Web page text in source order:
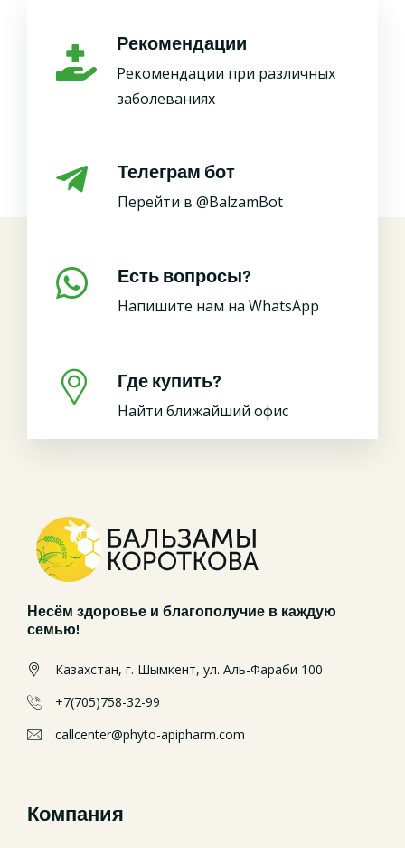
Рекомендации
Рекомендации при различных
заболеваниях
Телеграм бот
Перейти в @BalzamBot
Есть вопросы?
Напишите нам на WhatsApp
Где купить?
Найти ближайший офис
Несём здоровье и благополучие в каждую
семью!
Казахстан, г. Шымкент, ул. Аль-Фараби 100
+7(705)758-32-99
callcenter@phyto-apipharm.com
Компания